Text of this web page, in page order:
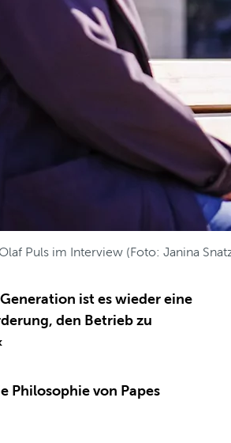
Puls im Interview (Foto: Janina
ist es wieder eine
den Betrieb zu
Philosophie von Papes